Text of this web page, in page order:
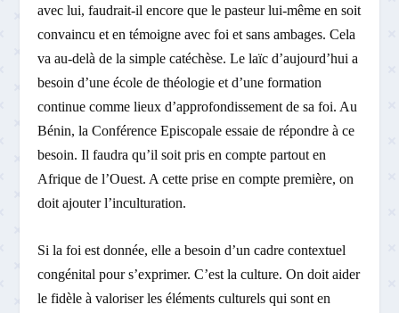
avec lui, faudrait-il encore que le pasteur lui-même en soit
convaincu et en témoigne avec foi et sans ambages. Cela
va au-delà de la simple catéchèse. Le laïc d’aujourd’hui a
besoin d’une école de théologie et d’une formation
continue comme lieux d’approfondissement de sa foi. Au
Bénin, la Conférence Episcopale essaie de répondre à ce
besoin. Il faudra qu’il soit pris en compte partout en
Afrique de l’Ouest. A cette prise en compte première, on
doit ajouter l’inculturation.
Si la foi est donnée, elle a besoin d’un cadre contextuel
congénital pour s’exprimer. C’est la culture. On doit aider
le fidèle à valoriser les éléments culturels qui sont en